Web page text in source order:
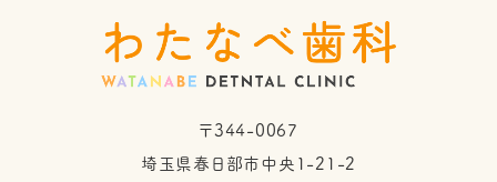
〒344-0067
埼玉県春日部市中央1-21-2